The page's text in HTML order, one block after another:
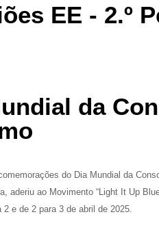
EE - 2.º
da
do Dia Mundial da
aderiu ao Movimento “Light It Up
2 e de 2 para 3 de abril de 2025.